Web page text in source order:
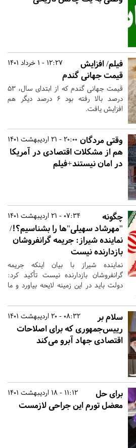
12:27 - 1 خرداد 1401
فیلم/ افزایش
قیمت جهانی گندم
قیمت جهانی گندم که از ابتدای سال، ۵۳
درصد بالا رفته بود ۶ درصد دیگر هم
افزایش یافت.
20:00 - 21 اردیبهشت 1401 وقتی مردگان
هم از مشکلات اقتصادی در آمریکا
در امان نیستند+فیلم
07:34 - 21 اردیبهشت 1401
چگونه
"مهرشاد سهیلی"ها را بشناسیم؟!/
نماینده شیراز: جریمه گرانفروشان
بازدارنده نیست
نماینده شیراز با بیان اینکه جریمه
گرانفروشان بازدارنده نیست تأکید کرد:
دولت باید در این زمینه لایحه بیاورد و ما
08:32 - 20 اردیبهشت 1401
سلام بر
رییس‌جمهوری که برای اصلاحات
اقتصادی جهاد آبرو می‌کند
11:12 - 18 اردیبهشت 1401
برای حل
معضل تورم این جراحی لازمست